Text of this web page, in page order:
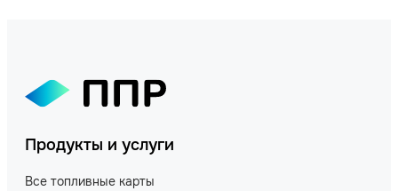
Продукты и услуги
Все топливные карты